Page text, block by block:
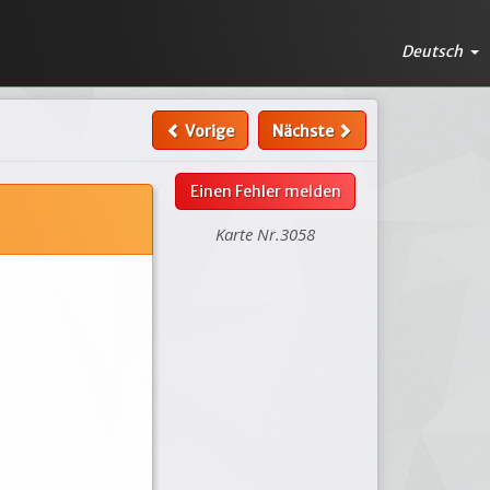
Deutsch
Vorige Nächste
Einen Fehler melden
Karte Nr.3058